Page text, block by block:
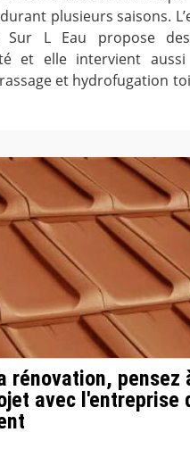
plusieurs saisons.
L Eau propose
et elle intervient
et hydrofugation
rénovation, pensez
avec l'entreprise